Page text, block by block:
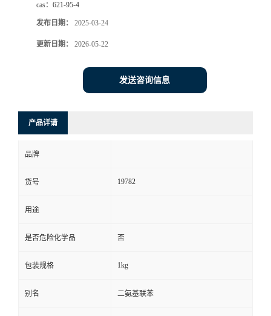
cas： 621-95-4
发布日期： 2025-03-24
更新日期： 2026-05-22
发送咨询信息
产品详请
品牌
货号 19782
用途
是否危险化学品 否
包装规格 1kg
别名 二氨基联苯